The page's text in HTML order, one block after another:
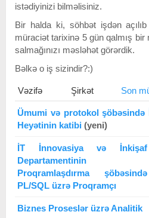
istədiyinizi bilməlisiniz.
Bir halda ki, söhbət işdən
müraciət tarixinə 5 gün qalmış
salmağınızı məsləhət görərdik.
Bəlkə o iş sizindir?:)
Vəzifə Şirkət Son
Ümumi və protokol şöbəsində
Heyətinin katibi (yeni)
İT İnnovasiya və İnkişaf
Departamentinin
Proqramlaşdırma şöbəsində
PL/SQL üzrə Proqramçı
Biznes Proseslər üzrə Analitik